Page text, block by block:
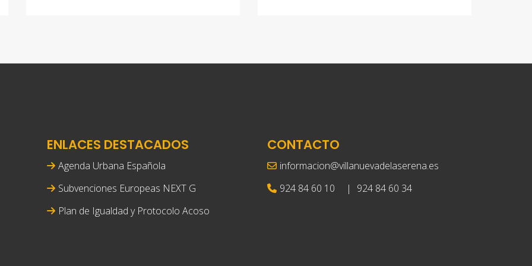
ENLACES DESTACADOS
Agenda Urbana Española
Subvenciones Europeas NEXT G
Plan de Igualdad y Protocolo Acoso
CONTACTO
informacion@villanuevadelaserena.es
924 84 60 10
| 924 84 60 34